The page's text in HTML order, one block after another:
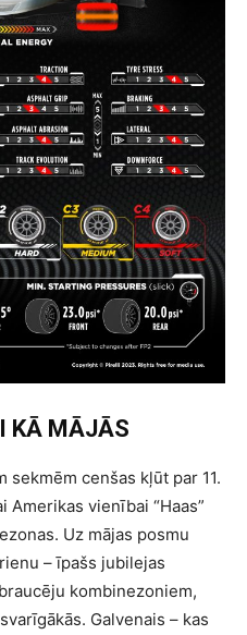
KĀ MĀJĀS
sekmēm cenšas kļūt par 11.
Amerikas vienībai “Haas”
Uz mājas posmu
– īpašs jubilejas
kombinezoniem,
Galvenais – kas